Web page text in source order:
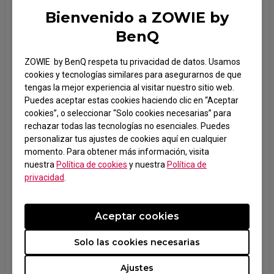
Bienvenido a ZOWIE by
BenQ
ZOWIE by BenQ respeta tu privacidad de datos. Usamos
cookies y tecnologías similares para asegurarnos de que
tengas la mejor experiencia al visitar nuestro sitio web.
Puedes aceptar estas cookies haciendo clic en “Aceptar
cookies”, o seleccionar “Solo cookies necesarias” para
rechazar todas las tecnologías no esenciales. Puedes
personalizar tus ajustes de cookies aquí en cualquier
momento. Para obtener más información, visita
nuestra Política de cookies y nuestra Política de
privacidad
Ajustes
Solo las cookies necesarias
Aceptar cookies
Actualiza el controlador de tu tarjeta gráfica a la versión
Para modelos de 360Hz, revisa lo siguiente:
Si usas cable DP 1.4, usa el incluido por ZOWIE.
Actualiza el controlador de tu tarjeta gráfica a la versión
más reciente.
Verifica que tu tarjeta gráfica soporte hasta 360Hz.
Si usas Win 10, haz lo siguiente: Ajustes > Sistema >
Pantalla > Ajustes de pantalla avanzados >
Propiedades del adaptador de pantalla.
Luego haz clic en la pestaña “Monitor”, selecciona tu
“Tasa de refresco de pantalla” y haz clic en “Aceptar”.
Si usas Win 11, haz lo siguiente: Ajustes > Sistema >
Pantalla > Pantalla avanzada > Información de pantalla
> Elige una tasa de refresco. Después selecciona la
tasa de refresco de 240Hz/360Hz.
También puedes hacerlo desde el panel de control de